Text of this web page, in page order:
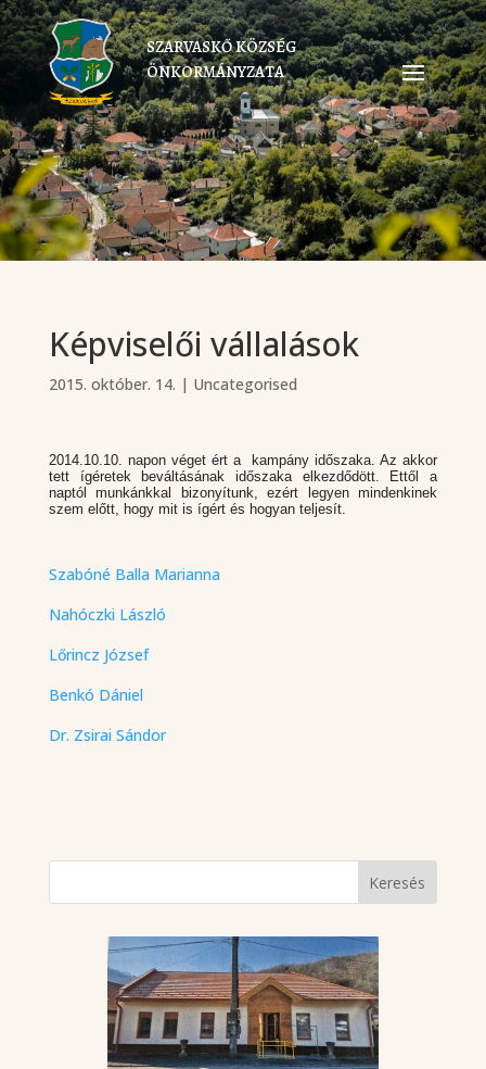
SZARVASKŐ KÖZSÉG
ÖNKORMÁNYZATA
Képviselői vállalások
2015. október. 14. | Uncategorised
2014.10.10. napon véget ért a kampány időszaka. Az akkor
tett ígéretek beváltásának időszaka elkezdődött. Ettől a
naptól munkánkkal bizonyítunk, ezért legyen mindenkinek
szem előtt, hogy mit is ígért és hogyan teljesít.
Szabóné Balla Marianna
Nahóczki László
Lőrincz József
Benkó Dániel
Dr. Zsirai Sándor